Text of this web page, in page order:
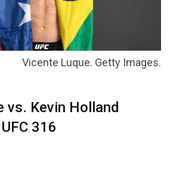
Vicente Luque. Getty Images.
vs. Kevin Holland
316